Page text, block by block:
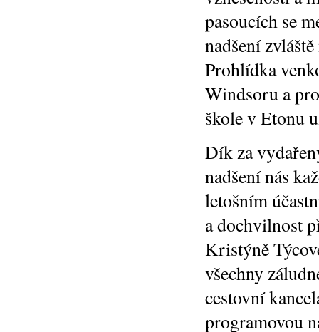
pasoucích se
nadšení
Prohlídka
Windsoru a
škole v Etonu
Dík za
nadšení nás
letošním
a dochvilnost
Kristýně
všechny
cestovní
programovou